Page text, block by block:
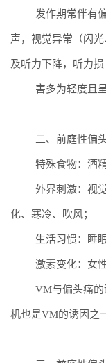
发作期常伴有
声，视觉异常（闪光
及听力下降，听力损
害多为轻度且
二、前庭性偏
特殊食物： 酒
外界刺激： 视
化、寒冷、吹风 ；
生活习惯：睡
激素变化：女
VM与偏头痛
机也是VM的诱因之